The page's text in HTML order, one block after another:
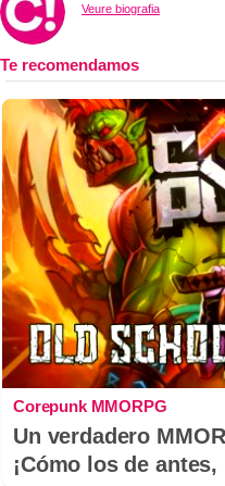
Veure biografia
Corepunk MMORPG
Un verdadero
¡Cómo los de